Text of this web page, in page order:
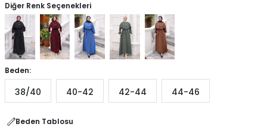
Diğer Renk Seçenekleri
Beden:
38/40 40-42 42-44 44-46
Beden Tablosu